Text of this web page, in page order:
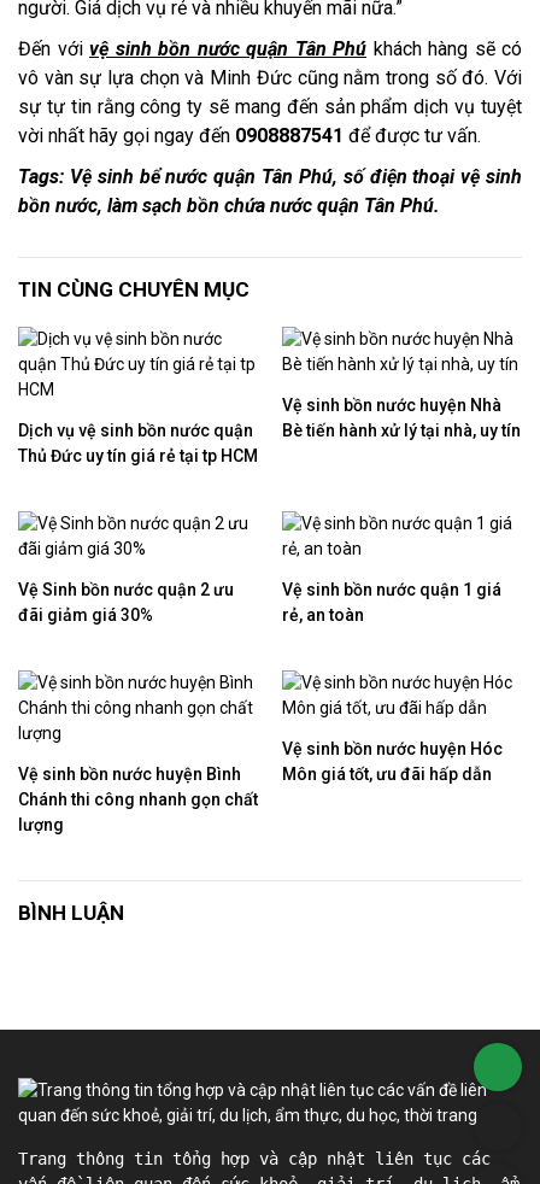
người. Giá dịch vụ rẻ và nhiều khuyến mãi nữa.”
Đến với vệ sinh bồn nước quận Tân Phú khách hàng sẽ có
vô vàn sự lựa chọn và Minh Đức cũng nằm trong số đó. Với
sự tự tin rằng công ty sẽ mang đến sản phẩm dịch vụ tuyệt
vời nhất hãy gọi ngay đến 0908887541 để được tư vấn.
Tags: Vệ sinh bể nước quận Tân Phú, số điện thoại vệ sinh
bồn nước, làm sạch bồn chứa nước quận Tân Phú.
TIN CÙNG CHUYÊN MỤC
Dịch vụ vệ sinh bồn nước quận
Thủ Đức uy tín giá rẻ tại tp HCM
Vệ sinh bồn nước huyện Nhà
Bè tiến hành xử lý tại nhà, uy tín
Vệ Sinh bồn nước quận 2 ưu
đãi giảm giá 30%
Vệ sinh bồn nước quận 1 giá
rẻ, an toàn
Vệ sinh bồn nước huyện Bình
Chánh thi công nhanh gọn chất
lượng
Vệ sinh bồn nước huyện Hóc
Môn giá tốt, ưu đãi hấp dẫn
BÌNH LUẬN
Trang thông tin tổng hợp và cập nhật liên tục các